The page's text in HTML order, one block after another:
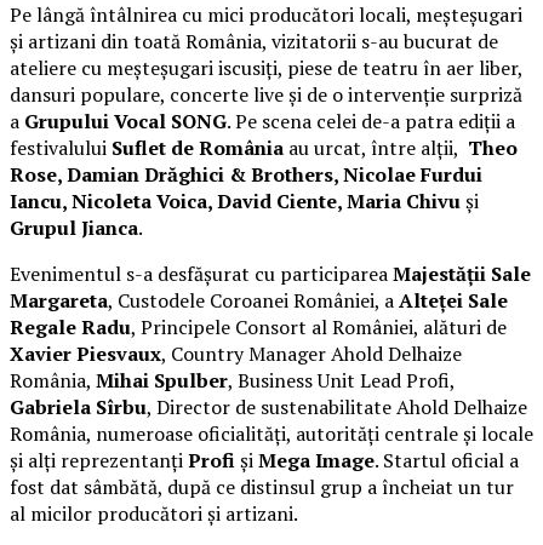
Pe lângă întâlnirea cu mici producători locali, meșteșugari
și artizani din toată România, vizitatorii s-au bucurat de
ateliere cu meșteșugari iscusiți, piese de teatru în aer liber,
dansuri populare, concerte live și de o intervenție surpriză
a Grupului Vocal SONG. Pe scena celei de-a patra ediții a
festivalului Suflet de România au urcat, între alții, Theo
Rose, Damian Drăghici & Brothers, Nicolae Furdui
Iancu, Nicoleta Voica, David Ciente, Maria Chivuși
Grupul Jianca.
Evenimentul s-a desfășurat cu participareaMajestății Sale
Margareta, Custodele Coroanei României, aAlteței Sale
Regale Radu, Principele Consort al României, alături de
Xavier Piesvaux, Country Manager Ahold Delhaize
România, Mihai Spulber, Business Unit Lead Profi,
Gabriela Sîrbu, Director de sustenabilitate Ahold Delhaize
România, numeroase oficialități, autorități centrale și locale
și alți reprezentanțiProfișiMega Image. Startul oficial a
fost dat sâmbătă, după ce distinsul grup a încheiat un tur
al micilor producători și artizani.